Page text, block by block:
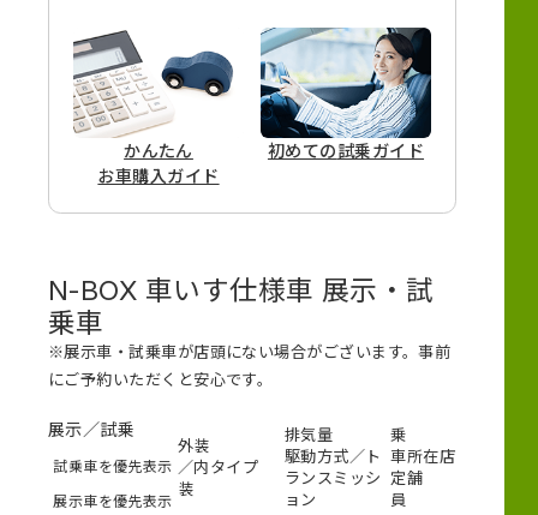
かんたん
お車購入ガイド
初めての試乗ガイド
N-BOX 車いす仕様車 展示・試
乗車
※展示車・試乗車が店頭にない場合がございます。事前
にご予約いただくと安心です。
展示／試乗
試乗車を優先表示
展示車を優先表示
外装
／内
装
タイプ
排気量
駆動方式／ト
ランスミッシ
ョン
乗
車
定
員
所在店
舗